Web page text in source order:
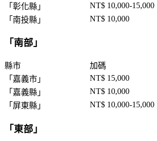
「 彰化縣 」
NT$ 10,000-15,000
「 南投縣 」 NT$ 10,000
「 南部 」
縣市
加碼
「 嘉義市 」
NT$ 15,000
「 嘉義縣 」
NT$ 10,000
「 屏東縣 」 NT$ 10,000-15,000
「東部 」